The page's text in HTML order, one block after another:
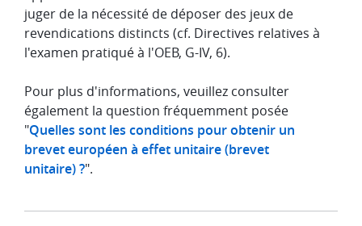
juger de la nécessité de déposer des jeux de
revendications distincts (cf. Directives relatives à
l'examen pratiqué à l'OEB, G-IV, 6).
Pour plus d'informations, veuillez consulter
également la question fréquemment posée
"Quelles sont les conditions pour obtenir un
brevet européen à effet unitaire (brevet
unitaire) ?".